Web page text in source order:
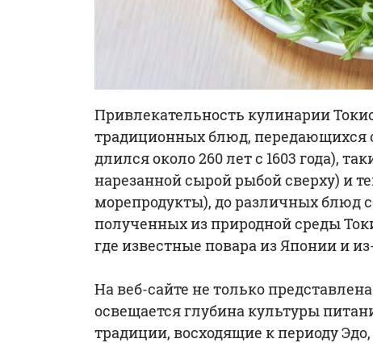
Привлекательность кулинарии
традиционных блюд, передающихся
длился около 260 лет с 1603 года),
нарезанной сырой рыбой сверху) и
морепродукты), до различных блюд
полученных из природной среды
где известные повара из Японии и
На веб-сайте не только
освещается глубина культуры
традиции, восходящие к периоду